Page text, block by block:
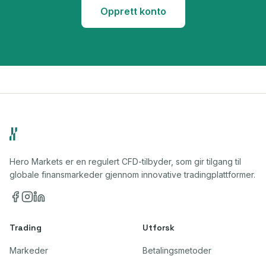
Opprett konto
Hero Markets er en regulert CFD-tilbyder, som gir tilgang til
globale finansmarkeder gjennom innovative tradingplattformer.
Trading
Markeder
Utforsk
Betalingsmetoder